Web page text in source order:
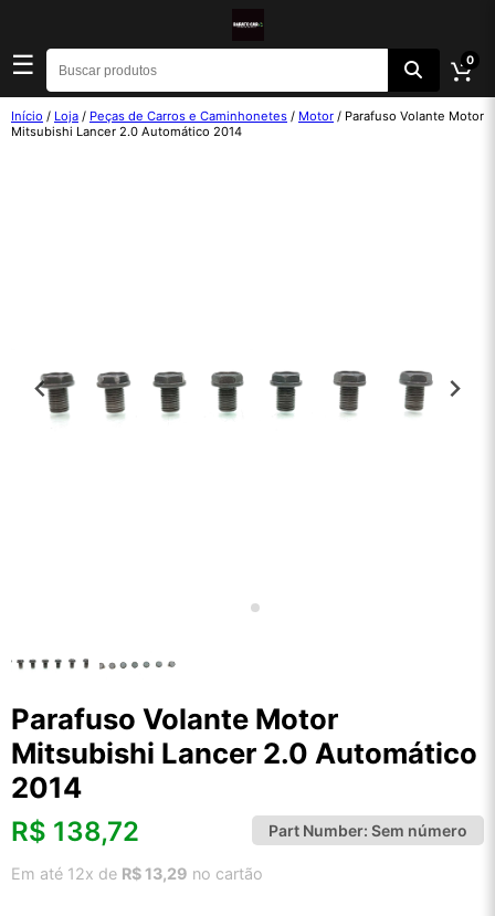
☰ 0
Início / Loja / Peças de Carros e Caminhonetes / Motor / Parafuso Volante Motor
Mitsubishi Lancer 2.0 Automático 2014
Parafuso Volante Motor
Mitsubishi Lancer 2.0 Automático
2014
R$ 138,72 Part Number: Sem número
Em até 12x de R$ 13,29 no cartão